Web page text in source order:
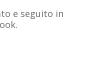
e seguito in